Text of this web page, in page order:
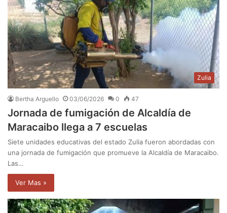
Zulia
Bertha Arguello 03/06/2026 0 47
Jornada de fumigación de Alcaldía de
Maracaibo llega a 7 escuelas
Siete unidades educativas del estado Zulia fueron abordadas con
una jornada de fumigación que promueve la Alcaldía de Maracaibo.
Las…
Ver Mas »